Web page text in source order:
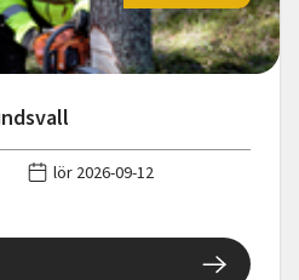
lör 2026-09-12